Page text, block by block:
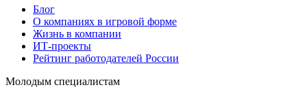
Блог
О компаниях в игровой форме
Жизнь в компании
ИТ-проекты
Рейтинг работодателей России
Молодым специалистам